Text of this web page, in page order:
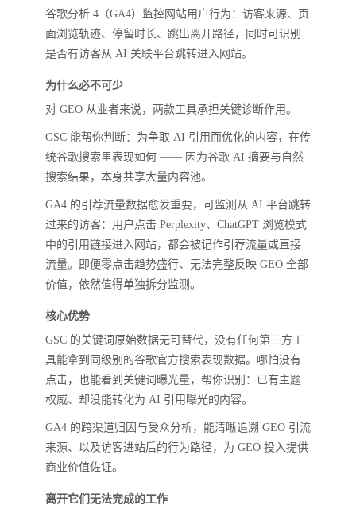
谷歌分析 4（GA4）监控网站用户行为：访客来源、页
面浏览轨迹、停留时长、跳出离开路径，同时可识别
是否有访客从 AI 关联平台跳转进入网站。
为什么必不可少
对 GEO 从业者来说，两款工具承担关键诊断作用。
GSC 能帮你判断：为争取 AI 引用而优化的内容，在传
统谷歌搜索里表现如何 —— 因为谷歌 AI 摘要与自然
搜索结果，本身共享大量内容池。
GA4 的引荐流量数据愈发重要，可监测从 AI 平台跳转
过来的访客：用户点击 Perplexity、ChatGPT 浏览模式
中的引用链接进入网站，都会被记作引荐流量或直接
流量。即便零点击趋势盛行、无法完整反映 GEO 全部
价值，依然值得单独拆分监测。
核心优势
GSC 的关键词原始数据无可替代，没有任何第三方工
具能拿到同级别的谷歌官方搜索表现数据。哪怕没有
点击，也能看到关键词曝光量，帮你识别：已有主题
权威、却没能转化为 AI 引用曝光的内容。
GA4 的跨渠道归因与受众分析，能清晰追溯 GEO 引流
来源、以及访客进站后的行为路径，为 GEO 投入提供
商业价值佐证。
离开它们无法完成的工作